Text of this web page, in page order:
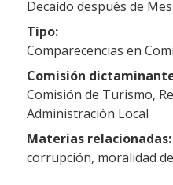
Decaído después de
Tipo:
Comparecencias en
Comisión
Comisión de Turismo,
Administración Local
Materias relacionadas:
corrupción, moralidad